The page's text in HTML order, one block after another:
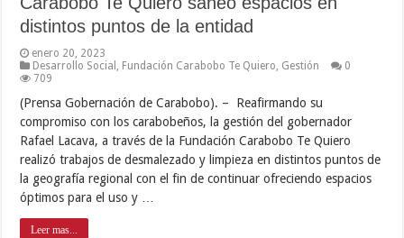
distintos puntos de la entidad
enero 20, 2023
Desarrollo Social , Fundación Carabobo Te Quiero, Gestión
0
709
(Prensa Gobernación de Carabobo). – Reafirmando su
compromiso con los carabobeños, la gestión del gobernador
Rafael Lacava, a través de la Fundación Carabobo Te Quiero
realizó trabajos de desmalezado y limpieza en distintos puntos de
la geografía regional con el fin de continuar ofreciendo espacios
óptimos para el uso y …
Leer mas...